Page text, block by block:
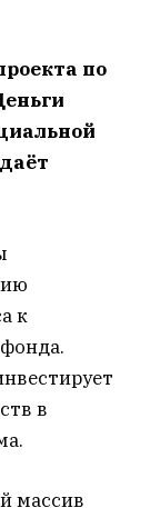
по
к
в
массив